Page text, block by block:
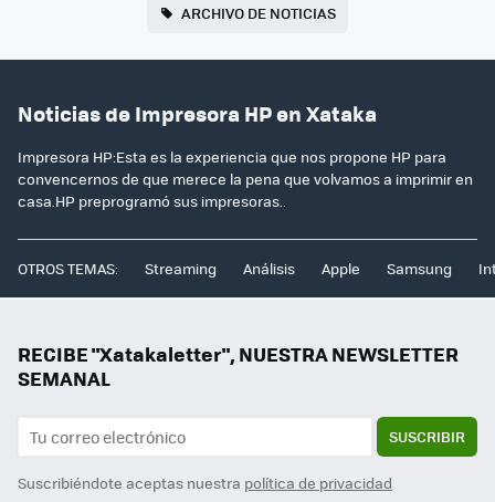
ARCHIVO DE NOTICIAS
Noticias de Impresora HP en Xataka
Impresora HP:Esta es la experiencia que nos propone HP para
convencernos de que merece la pena que volvamos a imprimir en
casa.HP preprogramó sus impresoras..
OTROS TEMAS: Streaming Análisis Apple Samsung
RECIBE "Xatakaletter", NUESTRA NEWSLETTER
SEMANAL
SUSCRIBIR
Suscribiéndote aceptas nuestra política de privacidad